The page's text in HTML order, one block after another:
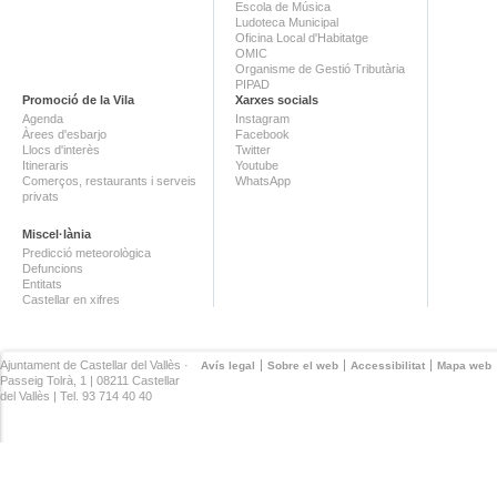
Escola de Música
Ludoteca Municipal
Oficina Local d'Habitatge
OMIC
Organisme de Gestió Tributària
PIPAD
Promoció de la Vila
Agenda
Àrees d'esbarjo
Llocs d'interès
Itineraris
Comerços, restaurants i serveis
privats
Miscel·lània
Predicció meteorològica
Defuncions
Entitats
Castellar en xifres
Xarxes socials
Instagram
Facebook
Twitter
Youtube
WhatsApp
Avís legal Sobre el web Accessibilitat Mapa web
Ajuntament de Castellar del Vallès ·
Passeig Tolrà, 1 | 08211 Castellar
del Vallès | Tel. 93 714 40 40